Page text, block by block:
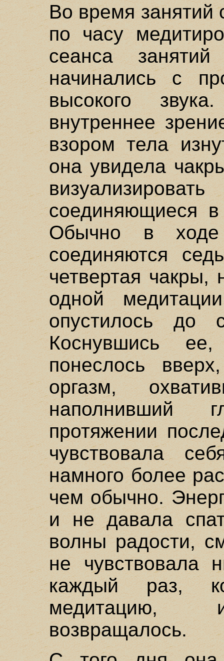
Во время
по часу
сеанса
начинались с
высокого
внутреннее
взором тела
она увидела
соединяющиеся
Обычно в ходе
соединяются
четвертая
одной
опустилось до
Коснувшись
понеслось
оргазм,
наполнивший
протяжении
чувствовала
намного более
чем обычно.
и не давала
волны радости,
не чувствовала
каждый раз,
медитацию,
возвращалось.